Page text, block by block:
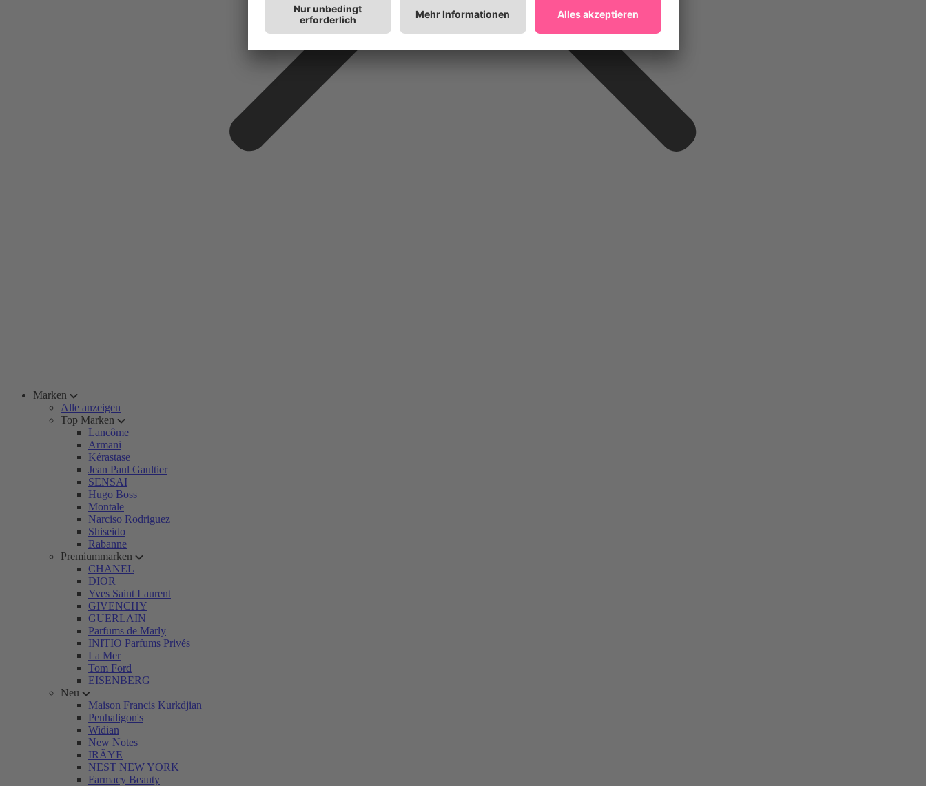
Marken
Alle anzeigen
Top Marken
Lancôme
Armani
Kérastase
Jean Paul Gaultier
SENSAI
Hugo Boss
Montale
Narciso Rodriguez
Shiseido
Rabanne
Premiummarken
CHANEL
DIOR
Yves Saint Laurent
GIVENCHY
GUERLAIN
Parfums de Marly
INITIO Parfums Privés
La Mer
Tom Ford
EISENBERG
Neu
Maison Francis Kurkdjian
Penhaligon's
Widian
New Notes
IRÄYE
NEST NEW YORK
Farmacy Beauty